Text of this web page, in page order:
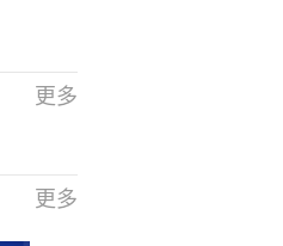
更多
更多